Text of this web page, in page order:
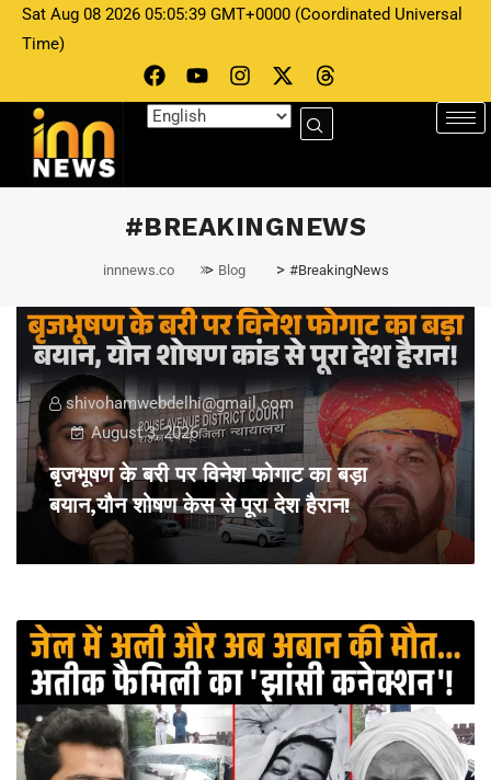
Sat Aug 08 2026 05:05:39 GMT+0000 (Coordinated Universal
Time)
#BREAKINGNEWS
innnews.co > Blog > #BreakingNews
shivohamwebdelhi@gmail.com
August 3, 2026
बृजभूषण के बरी पर विनेश फोगाट का बड़ा
बयान,यौन शोषण केस से पूरा देश हैरान!